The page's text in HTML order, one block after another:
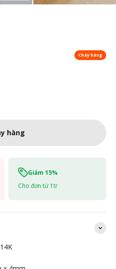
Cháy hàng
hàng
Giảm 15%
Cho đơn từ 1tr